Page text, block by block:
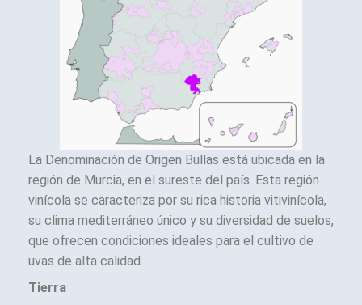
La Denominación de Origen Bullas está ubicada en la
región de Murcia, en el sureste del país. Esta región
vinícola se caracteriza por su rica historia vitivinícola,
su clima mediterráneo único y su diversidad de suelos,
que ofrecen condiciones ideales para el cultivo de
uvas de alta calidad.
Tierra